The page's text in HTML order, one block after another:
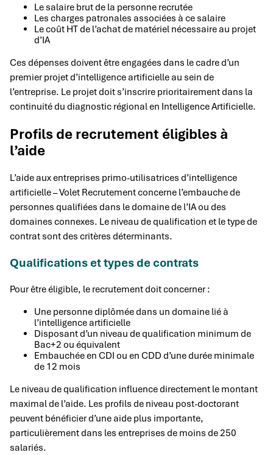
Le salaire brut de la personne recrutée
Les charges patronales associées à ce salaire
Le coût HT de l’achat de matériel nécessaire au projet
d’IA
Ces dépenses doivent être engagées dans le cadre d’un
premier projet d’intelligence artificielle au sein de
l’entreprise. Le projet doit s’inscrire prioritairement dans la
continuité du diagnostic régional en Intelligence Artificielle.
Profils de recrutement éligibles à
l’aide
L’aide aux entreprises primo-utilisatrices d’intelligence
artificielle – Volet Recrutement concerne l’embauche de
personnes qualifiées dans le domaine de l’IA ou des
domaines connexes. Le niveau de qualification et le type de
contrat sont des critères déterminants.
Qualifications et types de contrats
Pour être éligible, le recrutement doit concerner :
Une personne diplômée dans un domaine lié à
l’intelligence artificielle
Disposant d’un niveau de qualification minimum de
Bac+2 ou équivalent
Embauchée en CDI ou en CDD d’une durée minimale
de 12 mois
Le niveau de qualification influence directement le montant
maximal de l’aide. Les profils de niveau post-doctorant
peuvent bénéficier d’une aide plus importante,
particulièrement dans les entreprises de moins de 250
salariés.